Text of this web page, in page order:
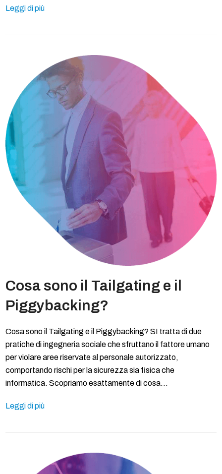
Leggi di più
Cosa sono il Tailgating e il
Piggybacking?
Cosa sono il Tailgating e il Piggybacking? SI tratta di due
pratiche di ingegneria sociale che sfruttano il fattore umano
per violare aree riservate al personale autorizzato,
comportando rischi per la sicurezza sia fisica che
informatica. Scopriamo esattamente di cosa…
Leggi di più